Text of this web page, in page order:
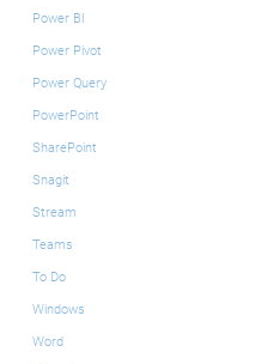
Power BI
Power Pivot
Power Query
PowerPoint
SharePoint
Snagit
Stream
Teams
To Do
Windows
Word